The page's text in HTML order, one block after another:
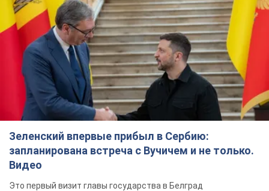
Зеленский впервые прибыл в Сербию:
запланирована встреча с Вучичем и не только.
Видео
Это первый визит главы государства в Белград